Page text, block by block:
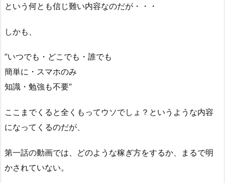
という何とも信じ難い内容なのだが・・・
しかも、
’’いつでも・どこでも・誰でも
簡単に・スマホのみ
知識・勉強も不要’’
ここまでくると全くもってウソでしょ？というような内容
になってくるのだが、
第一話の動画では、どのような稼ぎ方をするか、まるで明
かされていない。